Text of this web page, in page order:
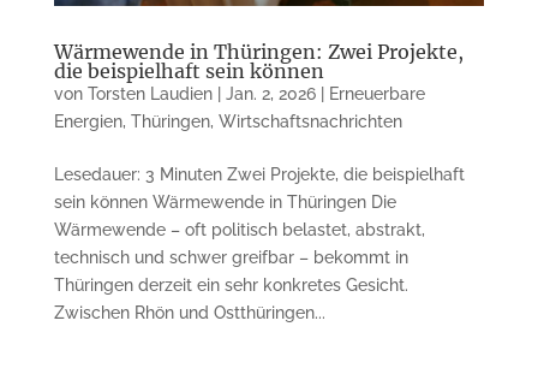
Wärmewende in Thüringen: Zwei Projekte,
die beispielhaft sein können
von Torsten Laudien| Jan. 2, 2026|
Erneuerbare
Energien, Thüringen, Wirtschaftsnachrichten
Lesedauer: 3 Minuten Zwei Projekte, die beispielhaft
sein können Wärmewende in Thüringen Die
Wärmewende – oft politisch belastet, abstrakt,
technisch und schwer greifbar – bekommt in
Thüringen derzeit ein sehr konkretes Gesicht.
Zwischen Rhön und Ostthüringen...